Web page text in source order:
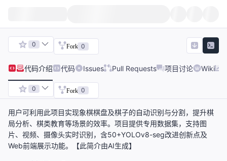
0 Fork 0
代码介绍 代码 Issues Pull Requests 项目讨论 Wiki
0 Fork 0
用户可利用此项目实现象棋棋盘及棋子的自动识别与分割，提升棋
局分析、棋类教育等场景的效率。项目提供专用数据集，支持图
片、视频、摄像头实时识别，含50+YOLOv8-seg改进创新点及
Web前端展示功能。【此简介由AI生成】